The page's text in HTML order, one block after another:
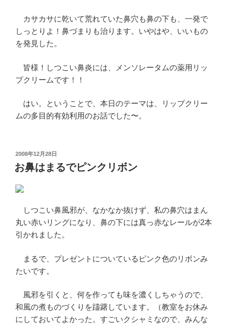
カサカサに乾いて荒れていた鼻穴も鼻の下も、一発で
しっとりよ！鼻づまりも治ります。いやはや、いいもの
を発見した。
皆様！しつこい鼻炎には、メンソレータムの薬用リッ
プクリームです！！
はい。ということで、本日のテーマは、リップクリー
ムの多目的有効利用のお話でした〜。
投
稿
日:
2008年12月28日
お鼻はまるでピンクリボン
しつこい鼻風邪が、なかなか抜けず、私の鼻穴はまん
丸い赤いリングになり、鼻の下には真っ赤なレールが2本
引かれました。
まるで、プレゼントについているピンク色のリボンみ
たいです。
風邪を引くと、何を作っても味を濃くしちゃうので、
和風の煮ものづくりを躊躇しています。（教室をお休み
にしておいてよかった。すごいクシャミなので、みんな